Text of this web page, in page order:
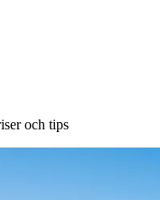
och tips